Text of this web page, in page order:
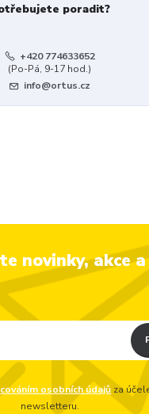
poradit?
+420 774633652
(Po-Pá, 9-17 hod.)
info@ortus.cz
novinky, akce
osobních údajů za
newsletteru.